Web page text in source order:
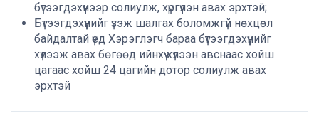
бүтээгдэхүүнээр солиулж, хүргүүлэн авах эрхтэй;
Бүтээгдэхүүнийг үзэж шалгах боломжгүй нөхцөл
байдалтай үед Хэрэглэгч бараа бүтээгдэхүүнийг
хүлээж авах бөгөөд ийнхүү хүлээн авснаас хойш
цагаас хойш 24 цагийн дотор солиулж авах
эрхтэй